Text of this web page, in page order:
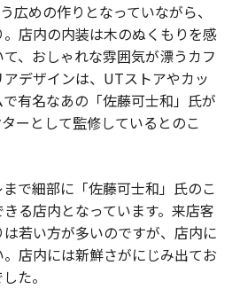
広めの作りとなっていながら、
店内の内装は木のぬくもりを感
、おしゃれな雰囲気が漂うカフ
デザインは、UTストアやカッ
有名なあの「佐藤可士和」氏が
ーとして監修しているとのこ
で細部に「佐藤可士和」氏のこ
る店内となっています。来店客
若い方が多いのですが、店内に
店内には新鮮さがにじみ出てお
た。